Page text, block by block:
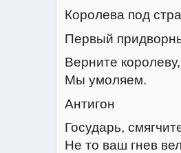
Королева под
Первый
Верните
Мы умоляем.
Антигон
Государь,
Не то ваш гнев